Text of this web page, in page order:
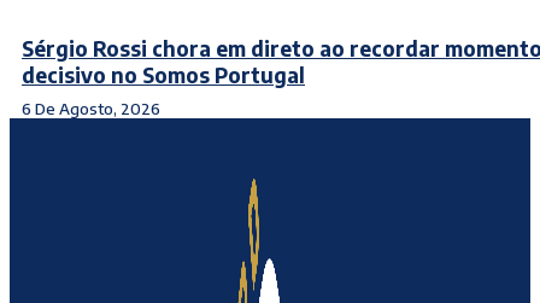
Sérgio Rossi chora em direto ao recordar
decisivo no Somos Portugal
6 De Agosto, 2026